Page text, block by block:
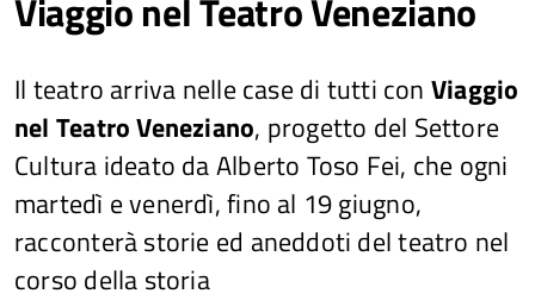
Viaggio nel Teatro Veneziano
Il teatro arriva nelle case di tutti con Viaggio
nel Teatro Veneziano, progetto del Settore
Cultura ideato da Alberto Toso Fei, che ogni
martedì e venerdì, fino al 19 giugno,
racconterà storie ed aneddoti del teatro nel
corso della storia